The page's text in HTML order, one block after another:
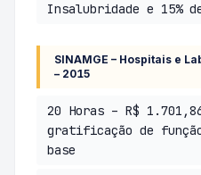
Insalubridade e 15%
SINAMGE – Hospitais e
– 2015
20 Horas – R$
gratificação de
base